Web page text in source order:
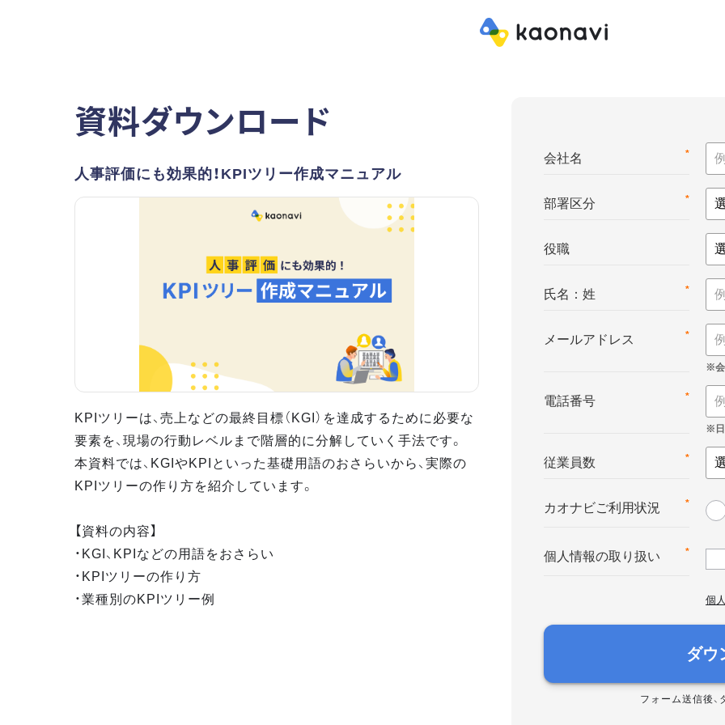
資料ダウンロード
人事評価にも効果的！KPIツリー作成マニュアル
KPIツリーは、売上などの最終目標（KGI）を達成するために必要な
要素を、現場の行動レベルまで階層的に分解していく手法です。
本資料では、KGIやKPIといった基礎用語のおさらいから、実際の
KPIツリーの作り方を紹介しています。
【資料の内容】
・KGI、KPIなどの用語をおさらい
・KPIツリーの作り方
・業種別のKPIツリー例
*
会社名
*
部署区分
役職
*
氏名：姓
*
メールアドレス
*
電話番号
*
従業員数
*
カオナビご利用状況
*
個人情報の取り扱い
個
ダウ
フォーム送信後